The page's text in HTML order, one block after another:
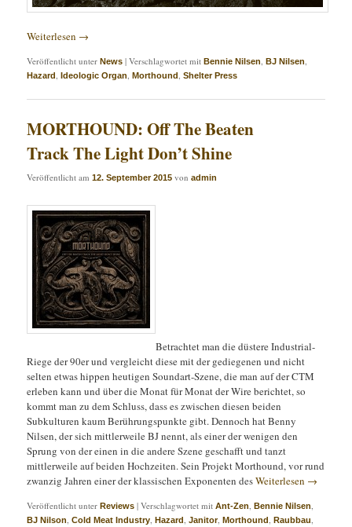
Weiterlesen →
Veröffentlicht unter News |Verschlagwortet mit Bennie Nilsen,BJ Nilsen,
Hazard, Ideologic Organ,Morthound,Shelter Press
MORTHOUND: Off The Beaten
Track The Light Don’t Shine
Veröffentlicht am12. September 2015 vonadmin
Betrachtet man die düstere Industrial-
Riege der 90er und vergleicht diese mit der gediegenen und nicht
selten etwas hippen heutigen Soundart-Szene, die man auf der CTM
erleben kann und über die Monat für Monat der Wire berichtet, so
kommt man zu dem Schluss, dass es zwischen diesen beiden
Subkulturen kaum Berührungspunkte gibt. Dennoch hat Benny
Nilsen, der sich mittlerweile BJ nennt, als einer der wenigen den
Sprung von der einen in die andere Szene geschafft und tanzt
mittlerweile auf beiden Hochzeiten. Sein Projekt Morthound, vor rund
zwanzig Jahren einer der klassischen Exponenten desWeiterlesen →
Veröffentlicht unter Reviews |Verschlagwortet mit Ant-Zen,Bennie Nilsen,
BJ Nilson,Cold Meat Industry,Hazard,Janitor,Morthound,Raubbau,